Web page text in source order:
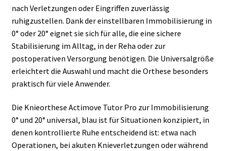
nach Verletzungen oder Eingriffen zuverlässig
ruhigzustellen. Dank der einstellbaren Immobilisierung in
0° oder 20° eignet sie sich für alle, die eine sichere
Stabilisierung im Alltag, in der Reha oder zur
postoperativen Versorgung benötigen. Die Universalgröße
erleichtert die Auswahl und macht die Orthese besonders
praktisch für viele Anwender.
Die Knieorthese Actimove Tutor Pro zur Immobilisierung
0° und 20° universal, blau ist für Situationen konzipiert, in
denen kontrollierte Ruhe entscheidend ist: etwa nach
Operationen, bei akuten Knieverletzungen oder während